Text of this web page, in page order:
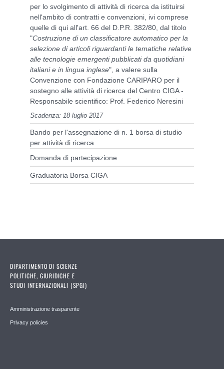
per lo svolgimento di attività di ricerca da istituirsi
nell'ambito di contratti e convenzioni, ivi comprese
quelle di qui all'art. 66 del D.P.R. 382/80, dal titolo
"Costruzione di un classificatore automatico per la
selezione di articoli riguardanti le tematiche relative
alle tecnologie emergenti pubblicati da quotidiani
italiani e in lingua inglese", a valere sulla
Convenzione con Fondazione CARIPARO per il
sostegno alle attività di ricerca del Centro CIGA -
Responsabile scientifico: Prof. Federico Neresini
Scadenza: 18 luglio 2017
Bando per l'assegnazione di n. 1 borsa di studio
per attività di ricerca
Domanda di partecipazione
Graduatoria Borsa CIGA
DIPARTIMENTO DI SCIENZE
POLITICHE, GIURIDICHE E
STUDI INTERNAZIONALI (SPGI)
Amministrazione trasparente
Privacy policies